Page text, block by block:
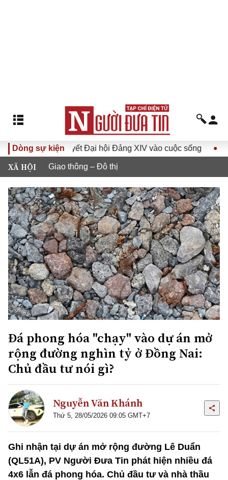
Dòng sự kiện
Nghị quyết Đại hội Đảng XIV vào cuộc sống Hướng tới
XÃ HỘI Giao thông – Đô thị
Đá phong hóa "chạy" vào dự án mở
rộng đường nghìn tỷ ở Đồng Nai:
Chủ đầu tư nói gì?
Nguyễn Văn Khánh
Thứ 5, 28/05/2026 09:05 GMT+7
Ghi nhận tại dự án mở rộng đường Lê Duẩn
(QL51A), PV Người Đưa Tin phát hiện nhiều đá
4x6 lẫn đá phong hóa. Chủ đầu tư và nhà thầu